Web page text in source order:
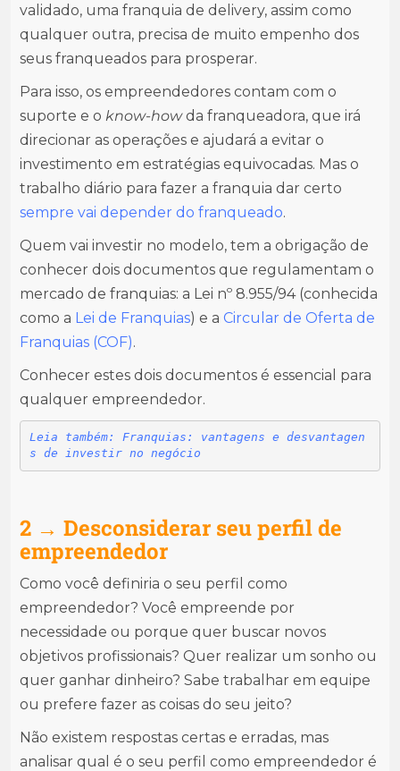
validado, uma franquia de delivery, assim como
qualquer outra, precisa de muito empenho dos
seus franqueados para prosperar.
Para isso, os empreendedores contam com o
suporte e o know-howda franqueadora, que irá
direcionar as operações e ajudará a evitar o
investimento em estratégias equivocadas. Mas o
trabalho diário para fazer a franquia dar certo
sempre vai depender do franqueado.
Quem vai investir no modelo, tem a obrigação de
conhecer dois documentos que regulamentam o
mercado de franquias: a Lei nº 8.955/94 (conhecida
como a Lei de Franquias) e a Circular de Oferta de
Franquias (COF).
Conhecer estes dois documentos é essencial para
qualquer empreendedor.
Leia também: Franquias: vantagens e desvantagen
s de investir no negócio
2 → Desconsiderar seu perfil de
empreendedor
Como você definiria o seu perfil como
empreendedor? Você empreende por
necessidade ou porque quer buscar novos
objetivos profissionais? Quer realizar um sonho ou
quer ganhar dinheiro? Sabe trabalhar em equipe
ou prefere fazer as coisas do seu jeito?
Não existem respostas certas e erradas, mas
analisar qual é o seu perfil como empreendedor é